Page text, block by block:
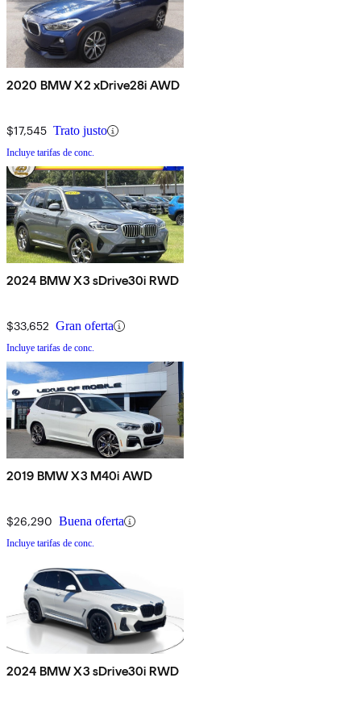
2020 BMW X2 xDrive28i AWD
$17,545 Trato justo
Incluye tarifas de conc.
2024 BMW X3 sDrive30i RWD
$33,652 Gran oferta
Incluye tarifas de conc.
2019 BMW X3 M40i AWD
$26,290 Buena oferta
Incluye tarifas de conc.
2024 BMW X3 sDrive30i RWD